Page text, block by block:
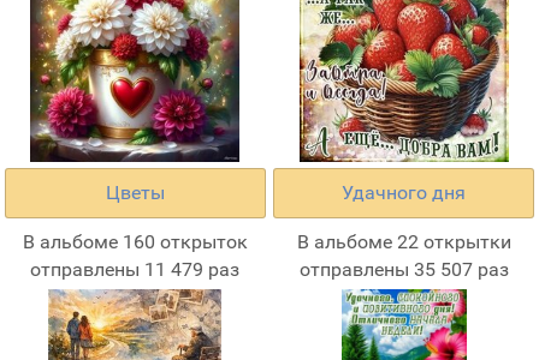
Цветы
В альбоме 160 открыток
отправлены 11 479 раз
Удачного дня
В альбоме 22 открытки
отправлены 35 507 раз